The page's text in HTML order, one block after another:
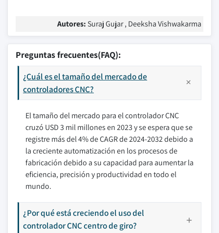
Autores: Suraj Gujar , Deeksha Vishwakarma
Preguntas frecuentes(FAQ):
¿Cuál es el tamaño del mercado de
controladores CNC?
El tamaño del mercado para el controlador CNC
cruzó USD 3 mil millones en 2023 y se espera que se
registre más del 4% de CAGR de 2024-2032 debido a
la creciente automatización en los procesos de
fabricación debido a su capacidad para aumentar la
eficiencia, precisión y productividad en todo el
mundo.
¿Por qué está creciendo el uso del
controlador CNC centro de giro?